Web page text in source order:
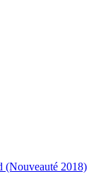
(Nouveauté 2018)